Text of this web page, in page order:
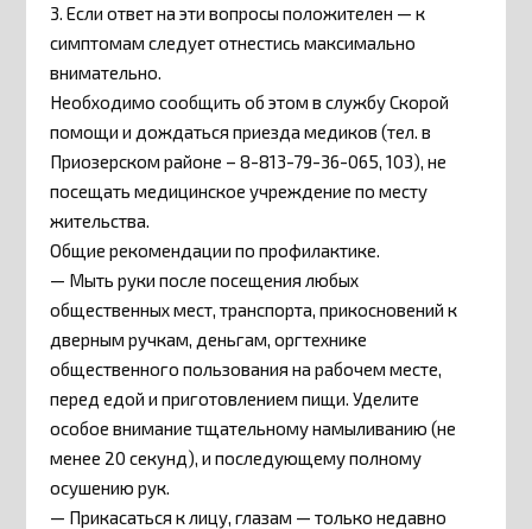
3. Если ответ на эти вопросы положителен — к
симптомам следует отнестись максимально
внимательно.
Необходимо сообщить об этом в службу Скорой
помощи и дождаться приезда медиков (тел. в
Приозерском районе – 8-813-79-36-065, 103), не
посещать медицинское учреждение по месту
жительства.
Общие рекомендации по профилактике.
— Мыть руки после посещения любых
общественных мест, транспорта, прикосновений к
дверным ручкам, деньгам, оргтехнике
общественного пользования на рабочем месте,
перед едой и приготовлением пищи. Уделите
особое внимание тщательному намыливанию (не
менее 20 секунд), и последующему полному
осушению рук.
— Прикасаться к лицу, глазам — только недавно